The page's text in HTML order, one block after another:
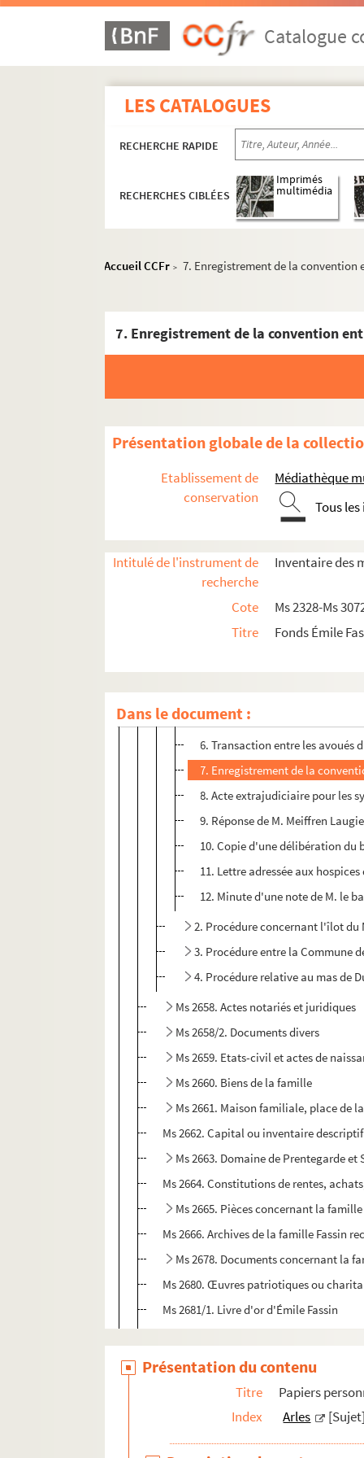
Catalogue
LES CATALOGUES
RECHERCHE RAPIDE
RECHERCHES CIBLÉES
Imprimés
multimédia
Accueil CCFr > 7. Enregistrement de la convention
Présentation globale de la
Etablissement de
conservation
Médiathèque
Tous
Intitulé de l'instrument de
recherche
Inventaire des
Cote
Ms 2328-Ms
Titre
Fonds Émile
Dans le document :
Papiers personnels
Archives de la famille Fassin : état-civil,
Ms 2657. Pièces juridiques
1. Pièces juridiques (opérations
5. Convention entre les
6. Transaction entre les avoués
7. Enregistrement de la
8. Acte extrajudiciaire pour les
9. Réponse de M. Meiffren
10. Copie d'une délibération du
11. Lettre adressée aux
12. Minute d'une note de M. le
2. Procédure concernant l'îlot du
3. Procédure entre la Commune
4. Procédure relative au mas de
Ms 2658. Actes notariés et juridiques
Ms 2658/2. Documents divers
Ms 2659. Etats-civil et actes de
Ms 2660. Biens de la famille
Ms 2661. Maison familiale, place de
Ms 2662. Capital ou inventaire
Ms 2663. Domaine de Prentegarde
Ms 2664. Constitutions de rentes,
Ms 2665. Pièces concernant la
Ms 2666. Archives de la famille Fassin
Ms 2678. Documents concernant la
Ms 2680. Œuvres patriotiques ou
Ms 2681/1. Livre d'or d'Émile Fassin
Ms 2682. Livre vert. Manuscrit d'Émile
Ms 2684. Copie de discours prononcés
Ms 2685. Livre de raison d'Émile Fassin
Présentation du contenu
Titre
Papiers
Index
Arles